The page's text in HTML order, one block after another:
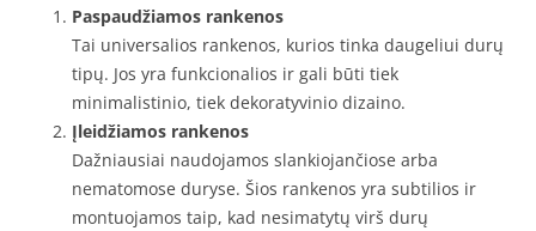
Paspaudžiamos rankenos
Tai universalios rankenos, kurios tinka daugeliui durų
tipų. Jos yra funkcionalios ir gali būti tiek
minimalistinio, tiek dekoratyvinio dizaino.
Įleidžiamos rankenos
Dažniausiai naudojamos slankiojančiose arba
nematomose duryse. Šios rankenos yra subtilios ir
montuojamos taip, kad nesimatytų virš durų